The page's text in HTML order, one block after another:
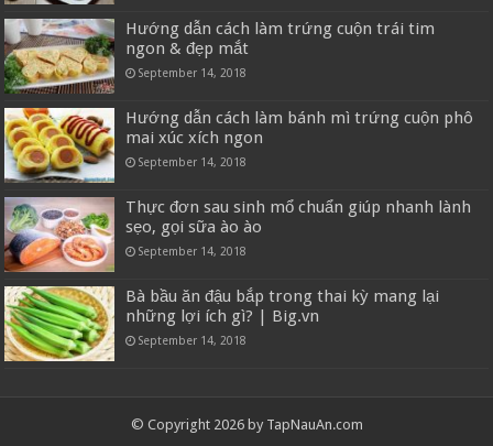
Hướng dẫn cách làm trứng cuộn trái tim
ngon & đẹp mắt
September 14, 2018
Hướng dẫn cách làm bánh mì trứng cuộn phô
mai xúc xích ngon
September 14, 2018
Thực đơn sau sinh mổ chuẩn giúp nhanh lành
sẹo, gọi sữa ào ào
September 14, 2018
Bà bầu ăn đậu bắp trong thai kỳ mang lại
những lợi ích gì? | Big.vn
September 14, 2018
© Copyright 2026 by TapNauAn.com